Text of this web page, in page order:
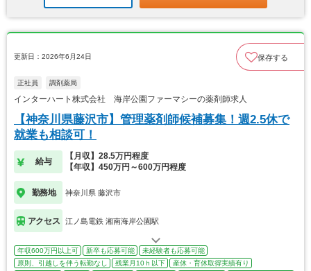
更新日：2026年6月24日 保存する
正社員 調剤薬局
インターハート株式会社 海岸公園ファーマシーの薬剤師求人
【神奈川県藤沢市】管理薬剤師候補募集！週2.5休で
就業も相談可！
給与
【月収】28.5万円程度
【年収】450万円～600万円程度
勤務地 神奈川県 藤沢市
アクセス 江ノ島電鉄 湘南海岸公園駅
年収600万円以上可 新卒も応募可能
未経験者も応募可能
原則、引越しを伴う転勤なし
残業月10ｈ以下
産休・育休取得実績有り